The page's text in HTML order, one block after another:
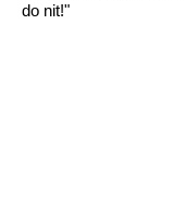
do nit!"